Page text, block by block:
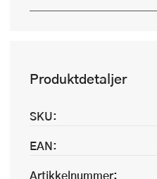
Produktdetaljer
SKU:
EAN:
Artikkelnummer: